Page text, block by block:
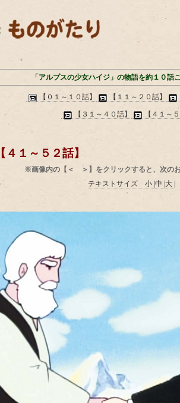
「アルプスの少女ハイジ」の物語を約１０話
【０１～１０話】 【１１～２０話】
【３１～４０話】 【４１～
【４１～５２話】
※画像内の【＜ ＞】をクリックすると、次の
テキストサイズ 小 | 中 | 大 |